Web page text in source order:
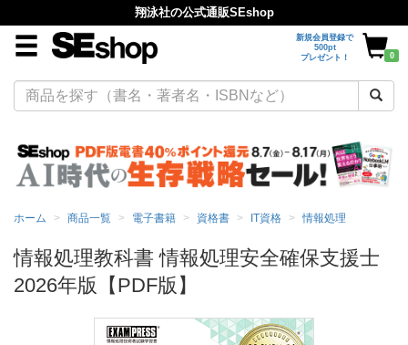
翔泳社の公式通販SEshop
新規会員登録で
500pt
プレゼント！
0
ホーム 商品一覧 電子書籍 資格書 IT資格 情報処理
情報処理教科書 情報処理安全確保支援士
2026年版【PDF版】